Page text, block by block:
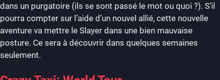
dans un purgatoire (ils se sont passé le mot ou quoi ?). S’il
pourra compter sur l’aide d’un nouvel allié, cette nouvelle
aventure va mettre le Slayer dans une bien mauvaise
posture. Ce sera à découvrir dans quelques semaines
seulement.